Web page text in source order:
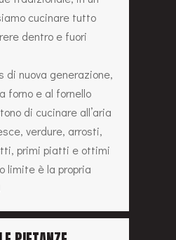
UNA
all’aperto è molto
tradizionale; in un
cucinare tutto
dentro e fuori
nuova generazione,
forno e al fornello